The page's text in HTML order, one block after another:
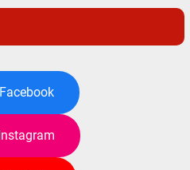
Facebook
Instagram